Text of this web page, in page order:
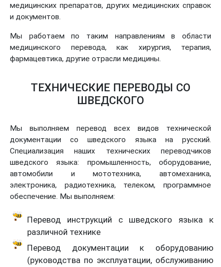
медицинских препаратов, других медицинских справок
и документов.
Мы работаем по таким направлениям в области
медицинского перевода, как хирургия, терапия,
фармацевтика, другие отрасли медицины.
ТЕХНИЧЕСКИЕ ПЕРЕВОДЫ СО
ШВЕДСКОГО
Мы выполняем перевод всех видов технической
документации со шведского языка на русский.
Специализация наших технических переводчиков
шведского языка: промышленность, оборудование,
автомобили и мототехника, автомеханика,
электроника, радиотехника, телеком, программное
обеспечение. Мы выполняем:
Перевод инструкций с шведского языка к
различной технике
Перевод документации к оборудованию
(руководства по эксплуатации, обслуживанию